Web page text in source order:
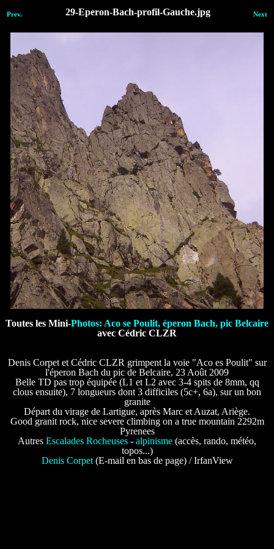
Prev. 29-Eperon-Bach-profil-Gauche.jpg Next
Toutes les Mini-Photos: Aco se Poulit, éperon Bach, pic Belcaire
avec Cédric CLZR
Denis Corpet et Cédric CLZR grimpent la voie "Aco es Poulit" sur
l'éperon Bach du pic de Belcaire, 23 Août 2009
Belle TD pas trop équipée (L1 et L2 avec 3-4 spits de 8mm, qq
clous ensuite), 7 longueurs dont 3 difficiles (5c+, 6a), sur un bon
granite
Départ du virage de Lartigue, après Marc et Auzat, Ariège.
Good granit rock, nice severe climbing on a true mountain 2292m
Pyrenees
Autres Escalades Rocheuses - alpinisme (accès, rando, météo,
topos...)
Denis Corpet(E-mail en bas de page) / IrfanView